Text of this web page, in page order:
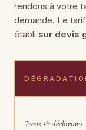
rendons à votre
demande. Le
établi sur devis
Trous & déchirures